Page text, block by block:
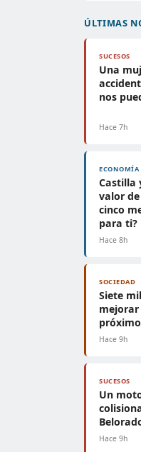
ÚLTIMAS
SUCESOS
Una
nos
Hace 7h
ECONOMÍA
Castilla
valor
cinco
para ti?
Hace 8h
SOCIEDAD
Siete
Hace 9h
SUCESOS
Un
Hace 9h